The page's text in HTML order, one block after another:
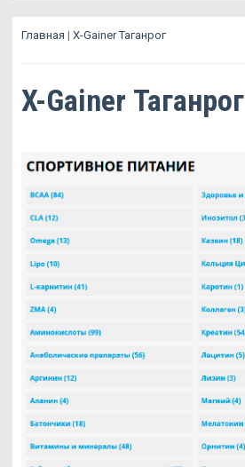
Главная | X-Gainer Таганрог
X-Gainer Таганрог